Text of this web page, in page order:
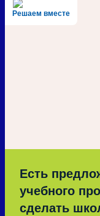
Решаем вместе
Есть
учебного
сделать